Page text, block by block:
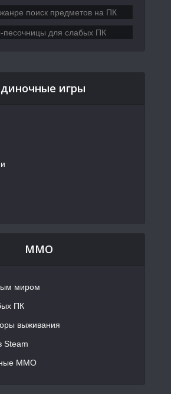
игры
MMO
миром
ПК
выживания
Steam
MMO